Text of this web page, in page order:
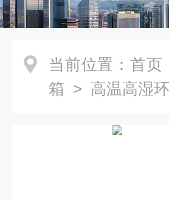
当前位置： 首页
箱 > 高温高湿